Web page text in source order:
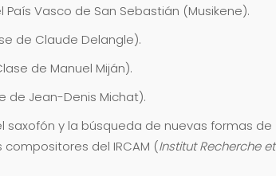
Vasco de San Sebastián (Musikene).
de Claude Delangle).
de Manuel Miján).
de Jean-Denis Michat).
saxofón y la búsqueda de nuevas formas de
del IRCAM (Institut Recherche et